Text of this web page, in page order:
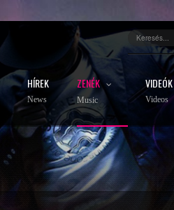
HÍREK
News
ZENÉK
Music
VIDEÓK
Videos